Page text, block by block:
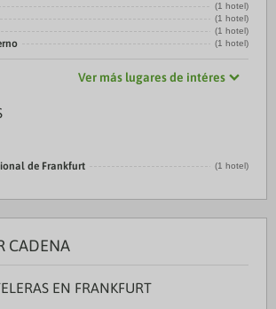
(1 hotel)
(1 hotel)
(1 hotel)
(1 hotel)
Ver más lugares de intéres
de Frankfurt (1 hotel)
CADENA
EN FRANKFURT